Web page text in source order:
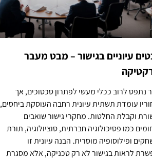
עיוניים בגישור – מבט מעבר
נתפס לרוב ככלי מעשי לפתרון סכסוכים, אך
עומדת תשתית עיונית רחבה העוסקת ביחסים,
וקבלת החלטות. מחקרי גישור שואבים
כמו פסיכולוגיה חברתית, סוציולוגיה, תורת
ופילוסופיה מוסרית. הבנה עיונית זו
לראות בגישור לא רק טכניקה, אלא מסגרת